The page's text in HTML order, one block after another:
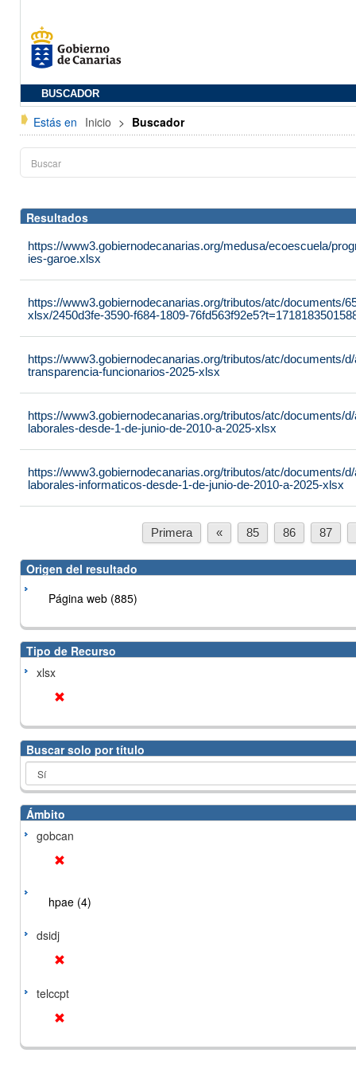
BUSCADOR
Estás en Inicio > Buscador
Resultados
https://www3.gobiernodecanarias.org/medusa/ecoescuela/
ies-garoe.xlsx
https://www3.gobiernodecanarias.org/tributos/atc/documents/
xlsx/2450d3fe-3590-f684-1809-
https://www3.gobiernodecanarias.org/tributos/atc/documents/
transparencia-funcionarios-2025-xlsx
https://www3.gobiernodecanarias.org/tributos/atc/documents/
laborales-desde-1-de-junio-de-2010-a-2025-xlsx
https://www3.gobiernodecanarias.org/tributos/atc/documents/
laborales-informaticos-desde-1-de-junio-de-2010-a-2025-xlsx
Primera « 85 86 87
Origen del resultado
Página web (885)
Tipo de Recurso
xlsx
Buscar solo por título
Ámbito
gobcan
hpae (4)
dsidj
telccpt